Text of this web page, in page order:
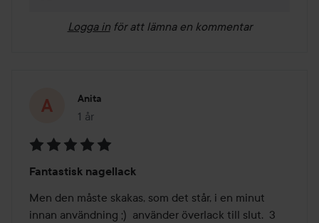
Logga in för att lämna en kommentar
Anita
1 år
Inlägget skapades 1 år
5
av
5
Fantastisk nagellack
Men den måste skakas, som det står, i en minut
innan användning ;)  använder överlack till slut.  3